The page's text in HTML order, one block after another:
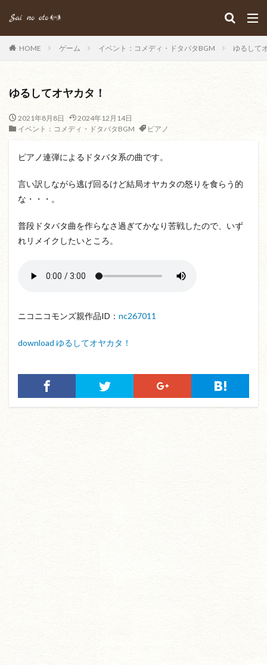
HOME ゲーム イベント：コメディ・ドタバタBGM ゆるして
ゆるしてオヤカタ！
2021年8月8日
2024年12月14日
イベント：コメディ・ドタバタBGM
ピアノ
ピアノ連弾によるドタバタ系の曲です。
言い訳しながら逃げ回るけど結局オヤカタの怒りを食らう的
な・・・。
普段ドタバタ曲を作らなさ過ぎてかなり苦戦したので、いず
れリメイクしたいところ。
ニコニコモンズ親作品ID： nc267011
download ゆるしてオヤカタ！